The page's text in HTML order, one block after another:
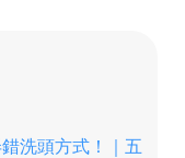
洗頭方式！｜五